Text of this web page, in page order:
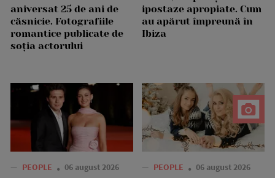
aniversat 25 de ani de
căsnicie. Fotografiile
romantice publicate de
soția actorului
ipostaze apropiate. Cum
au apărut împreună în
Ibiza
— PEOPLE 06 august 2026 — PEOPLE 06 august 2026